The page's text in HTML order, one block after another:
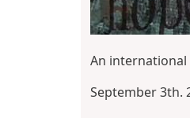
An
September 3th.